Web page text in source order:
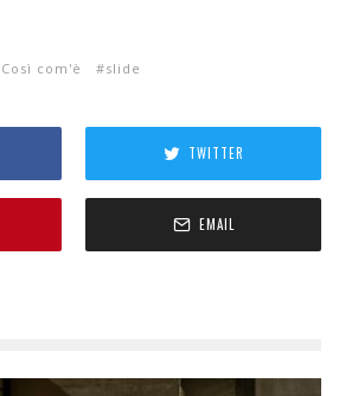
Così com'è slide
TWITTER
EMAIL